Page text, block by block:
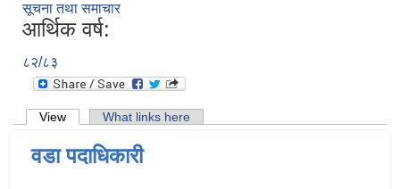
सूचना तथा समाचार
आर्थिक वर्ष:
८२/८३
Primary tabs
View (active tab)What links here
वडा पदाधिकारी